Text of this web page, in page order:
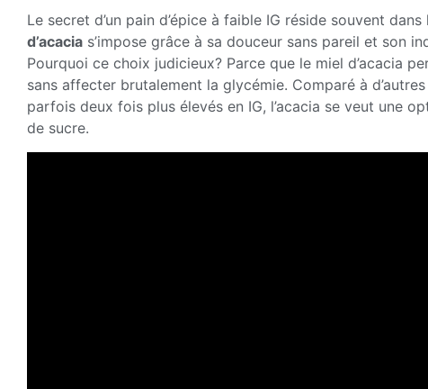
Le secret d’un pain d’épice à faible IG réside souvent
d’acacia s’impose grâce à sa douceur sans pareil et son
Pourquoi ce choix judicieux? Parce que le miel d’acacia
sans affecter brutalement la glycémie. Comparé à
parfois deux fois plus élevés en IG, l’acacia se veut une
de sucre.